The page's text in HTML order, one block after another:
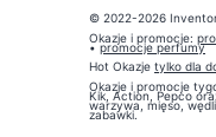
© 2022-2026
Okazje i promocje:
•promocje perfumy
Hot Okazje tylko dla
Okazje i promocje
Kik, Action, Pepco
warzywa, mięso,
zabawki.